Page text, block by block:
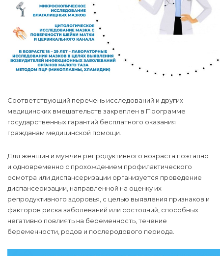
Соответствующий перечень исследований и других
медицинских вмешательств закреплен в Программе
государственных гарантий бесплатного оказания
гражданам медицинской помощи.
Для женщин и мужчин репродуктивного возраста поэтапно
и одновременно с прохождением профилактического
осмотра или диспансеризации организуется проведение
диспансеризации, направленной на оценку их
репродуктивного здоровья, с целью выявления признаков и
факторов риска заболеваний или состояний, способных
негативно повлиять на беременность, течение
беременности, родов и послеродового периода.